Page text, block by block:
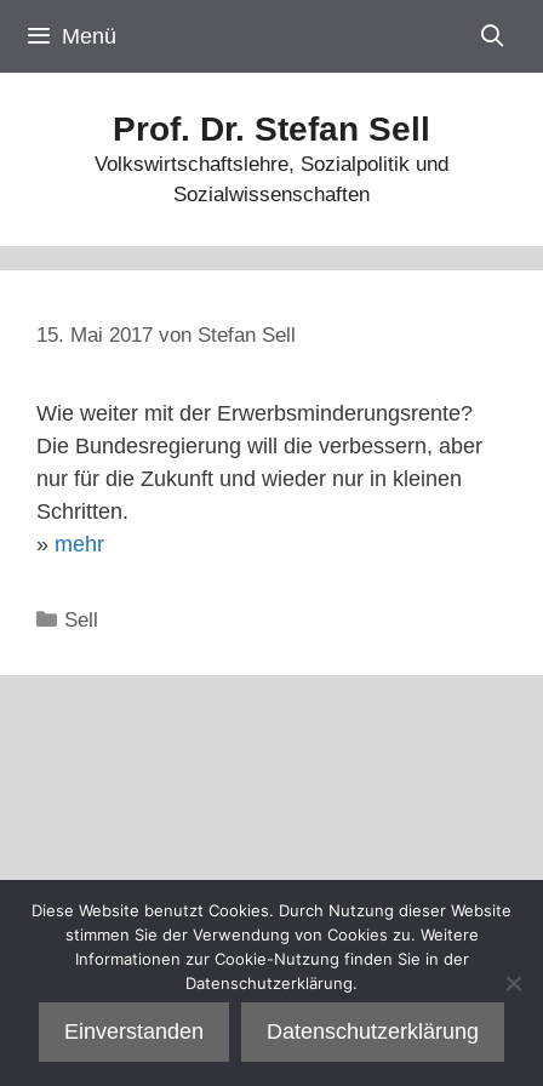
Inhalt
springen
Menü
Prof. Dr. Stefan Sell
Volkswirtschaftslehre, Sozialpolitik und
Sozialwissenschaften
15. Mai 2017 von Stefan Sell
Wie weiter mit der Erwerbsminderungsrente?
Die Bundesregierung will die verbessern, aber
nur für die Zukunft und wieder nur in kleinen
Schritten.
» mehr
Kategorien
Sell
Diese Website benutzt Cookies. Durch Nutzung dieser Website
stimmen Sie der Verwendung von Cookies zu. Weitere
Informationen zur Cookie-Nutzung finden Sie in der
Datenschutzerklärung.
Einverstanden Datenschutzerklärung